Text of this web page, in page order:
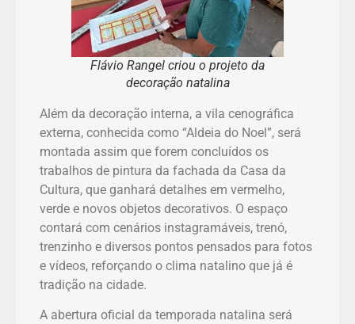
Flávio Rangel criou o projeto da
decoração natalina
Além da decoração interna, a vila cenográfica
externa, conhecida como “Aldeia do Noel”, será
montada assim que forem concluídos os
trabalhos de pintura da fachada da Casa da
Cultura, que ganhará detalhes em vermelho,
verde e novos objetos decorativos. O espaço
contará com cenários instagramáveis, trenó,
trenzinho e diversos pontos pensados para fotos
e vídeos, reforçando o clima natalino que já é
tradição na cidade.
A abertura oficial da temporada natalina será